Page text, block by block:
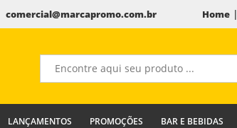
comercial@marcapromo.com.br Home|
LANÇAMENTOS PROMOÇÕES BAR E BEBIDAS